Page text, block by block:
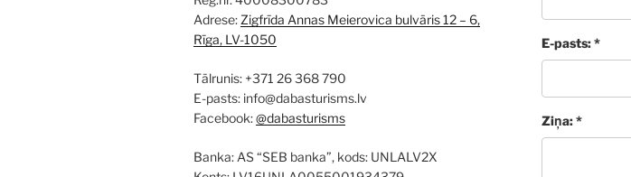
Adrese: Zigfrīda Annas Meierovica bulvāris 12 – 6,
Rīga, LV-1050
Tālrunis: +371 26 368 790
E-pasts: info@dabasturisms.lv
Facebook:@dabasturisms
Banka: AS “SEB banka”, kods: UNLALV2X
E-pasts: *
Ziņa: *